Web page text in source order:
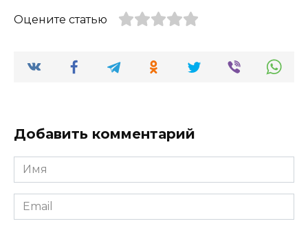
Оцените статью
Добавить комментарий
Имя
*
Email
*